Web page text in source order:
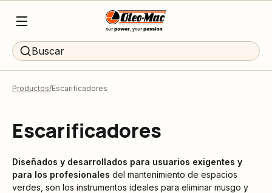
Buscar
Productos Escarificadores
Escarificadores
Diseñados y desarrollados para usuarios exigentes y
para los profesionales del mantenimiento de espacios
verdes, son los instrumentos ideales para eliminar musgo y